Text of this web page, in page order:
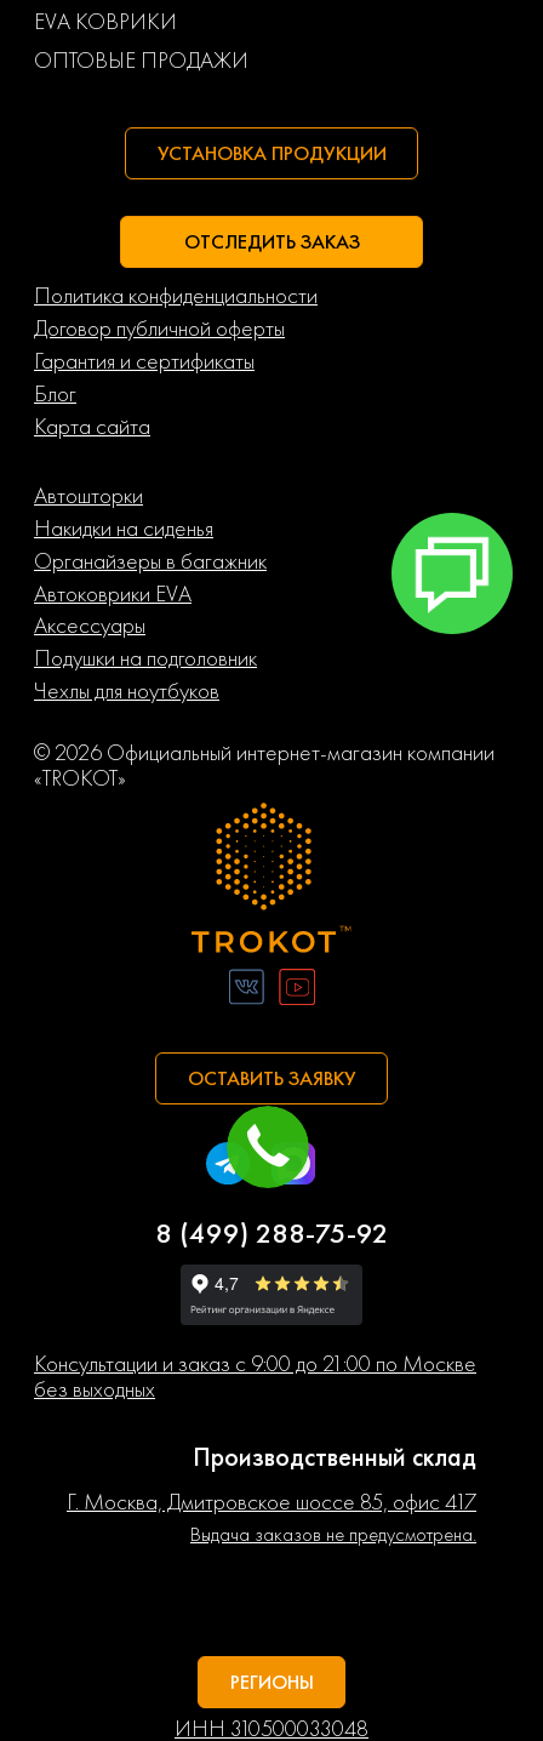
EVA КОВРИКИ
ОПТОВЫЕ ПРОДАЖИ
УСТАНОВКА ПРОДУКЦИИ
ОТСЛЕДИТЬ ЗАКАЗ
Политика конфиденциальности
Договор публичной оферты
Гарантия и сертификаты
Блог
Карта сайта
Автошторки
Накидки на сиденья
Органайзеры в багажник
Автоковрики EVA
Аксессуары
Подушки на подголовник
Чехлы для ноутбуков
© 2026 Официальный интернет-магазин компании
«TROKOT»
ОСТАВИТЬ ЗАЯВКУ
8 (499) 288-75-92
Консультации и заказ с 9:00 до 21:00 по Москве
без выходных
Производственный склад
Г. Москва, Дмитровское шоссе 85, офис 417
Выдача заказов не предусмотрена.
РЕГИОНЫ
ИНН 310500033048